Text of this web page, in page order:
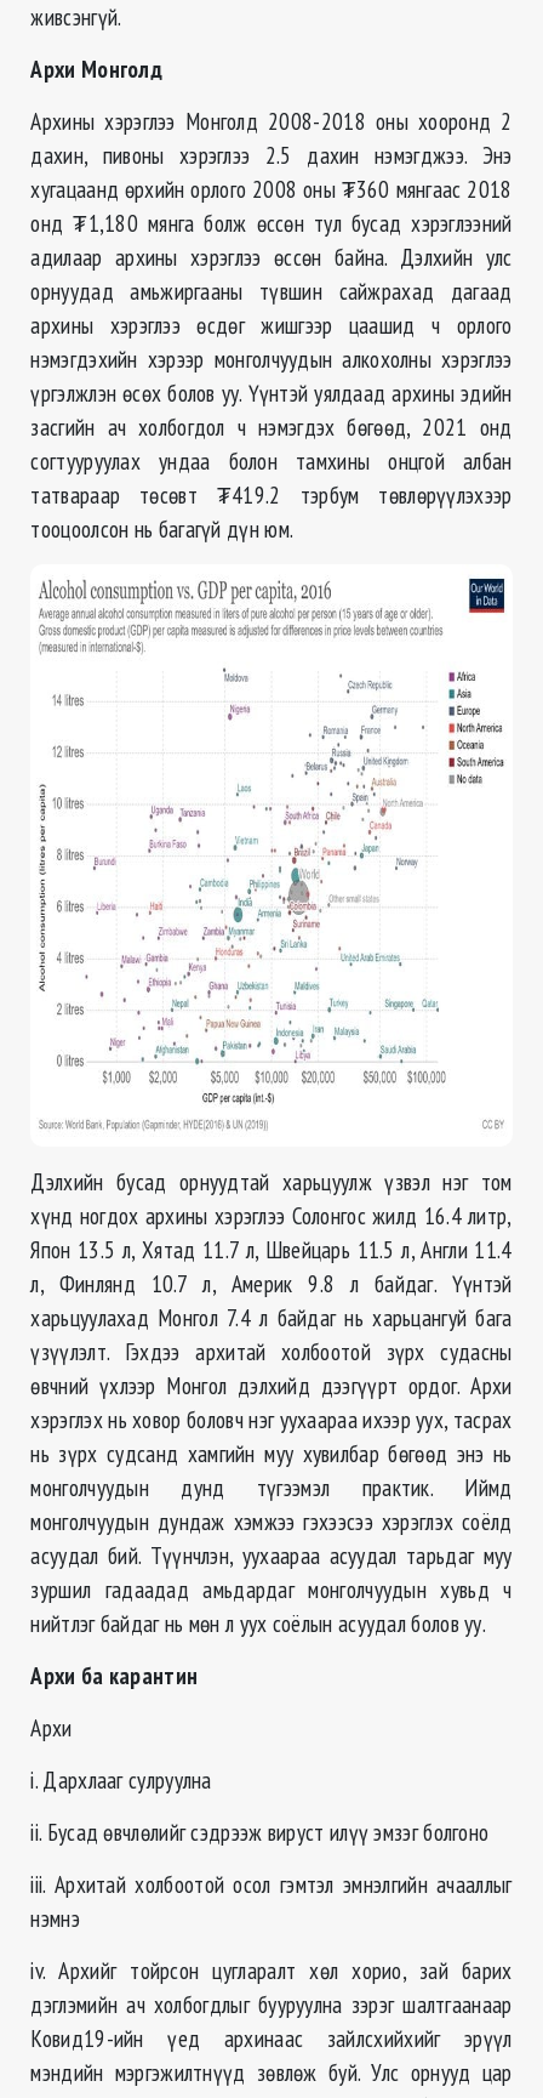
живсэнгүй.
Архи Монголд
Архины хэрэглээ Монголд 2008-2018 оны хооронд 2
дахин, пивоны хэрэглээ 2.5 дахин нэмэгджээ. Энэ
хугацаанд ѳрхийн орлого 2008 оны ₮360 мянгаас 2018
онд ₮1,180 мянга болж өссөн тул бусад хэрэглээний
адилаар архины хэрэглээ ѳссѳн байна. Дэлхийн улс
орнуудад амьжиргааны түвшин сайжрахад дагаад
архины хэрэглээ өсдөг жишгээр цаашид ч орлого
нэмэгдэхийн хэрээр монголчуудын алкохолны хэрэглээ
үргэлжлэн ѳсѳх болов уу. Үүнтэй уялдаад архины эдийн
засгийн ач холбогдол ч нэмэгдэх бѳгѳѳд, 2021 онд
согтууруулах ундаа болон тамхины онцгой албан
татвараар төсөвт ₮419.2 тэрбум төвлөрүүлэхээр
тооцоолсон нь багагүй дүн юм.
Дэлхийн бусад орнуудтай харьцуулж үзвэл нэг том
хүнд ногдох архины хэрэглээ Солонгос жилд 16.4 литр,
Япон 13.5 л, Хятад 11.7 л, Швейцарь 11.5 л, Англи 11.4
л, Финлянд 10.7 л, Америк 9.8 л байдаг. Үүнтэй
харьцуулахад Монгол 7.4 л байдаг нь харьцангуй бага
үзүүлэлт. Гэхдээ архитай холбоотой зүрх судасны
өвчний үхлээр Монгол дэлхийд дээгүүрт ордог. Архи
хэрэглэх нь ховор боловч нэг уухаараа ихээр уух, тасрах
нь зүрх судсанд хамгийн муу хувилбар бѳгѳѳд энэ нь
монголчуудын дунд түгээмэл практик. Иймд
монголчуудын дундаж хэмжээ гэхээсээ хэрэглэх соёлд
асуудал бий. Түүнчлэн, уухаараа асуудал тарьдаг муу
зуршил гадаадад амьдардаг монголчуудын хувьд ч
нийтлэг байдаг нь мѳн л уух соёлын асуудал болов уу.
Архи ба карантин
Архи
i. Дархлааг сулруулна
ii. Бусад ѳвчлѳлийг сэдрээж вируст илүү эмзэг болгоно
iii. Архитай холбоотой осол гэмтэл эмнэлгийн ачааллыг
нэмнэ
iv. Архийг тойрсон цугларалт хѳл хорио, зай барих
дэглэмийн ач холбогдлыг бууруулна зэрэг шалтгаанаар
Ковид19-ийн үед архинаас зайлсхийхийг эрүүл
мэндийн мэргэжилтнүүд зѳвлѳж буй. Улс орнууд цар